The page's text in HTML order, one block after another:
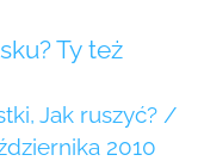
Ty też
, Jak ruszyć? /
2010